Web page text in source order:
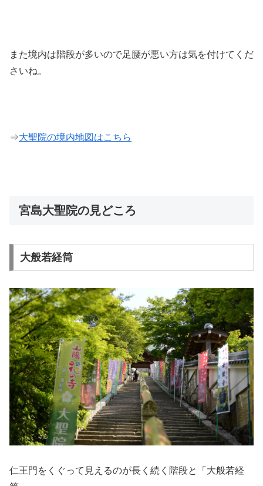
また境内は階段が多いので足腰が悪い方は気を付けてくだ
さいね。
⇒大聖院の境内地図はこちら
宮島大聖院の見どころ
大般若経筒
仁王門をくぐって見えるのが長く続く階段と「大般若経